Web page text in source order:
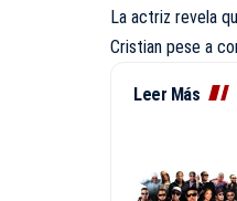
La actriz revela
Cristian pese a
Leer Más